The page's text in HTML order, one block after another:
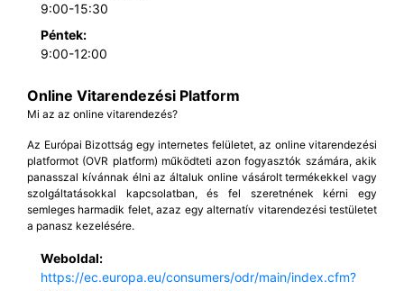
9:00-15:30
Péntek:
9:00-12:00
Online Vitarendezési Platform
Mi az az online vitarendezés?
Az Európai Bizottság egy internetes felületet, az online vitarendezési
platformot (OVR platform) működteti azon fogyasztók számára, akik
panasszal kívánnak élni az általuk online vásárolt termékekkel vagy
szolgáltatásokkal kapcsolatban, és fel szeretnének kérni egy
semleges harmadik felet, azaz egy alternatív vitarendezési testületet
a panasz kezelésére.
Weboldal:
https://ec.europa.eu/consumers/odr/main/index.cfm?